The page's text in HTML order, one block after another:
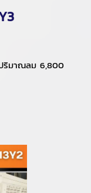
ริมาณลม 6,800